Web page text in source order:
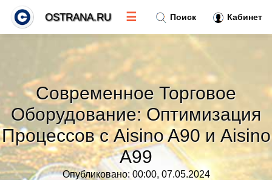
Современное Торговое
Оборудование: Оптимизация
Процессов с Aisino A90 и Aisino
A99
Опубликовано: 00:00, 07.05.2024
Поиск Кабинет
OSTRANA.RU ☰
Тренды новостей »
Рубрики»
Правила»